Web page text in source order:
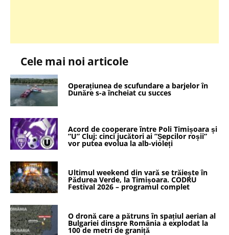
Cele mai noi articole
Operațiunea de scufundare a barjelor în
Dunăre s-a încheiat cu succes
Acord de cooperare între Poli Timișoara și
”U” Cluj: cinci jucători ai ”Șepcilor roșii”
vor putea evolua la alb-violeți
Ultimul weekend din vară se trăiește în
Pădurea Verde, la Timișoara. CODRU
Festival 2026 – programul complet
O dronă care a pătruns în spațiul aerian al
Bulgariei dinspre România a explodat la
100 de metri de graniță